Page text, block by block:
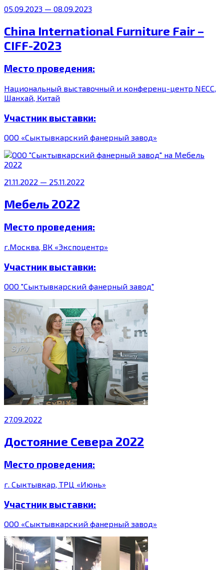
05.09.2023 — 08.09.2023
China International Furniture Fair –
CIFF-2023
Место проведения:
Национальный выставочный и конференц-центр NECC,
Шанхай, Китай
Участник выставки:
ООО «Сыктывкарский фанерный завод»
21.11.2022 — 25.11.2022
Мебель 2022
Место проведения:
г.Москва, ВК «Экспоцентр»
Участник выставки:
ООО "Сыктывкарский фанерный завод"
27.09.2022
Достояние Севера 2022
Место проведения:
г. Сыктывкар, ТРЦ «Июнь»
Участник выставки:
ООО «Сыктывкарский фанерный завод»